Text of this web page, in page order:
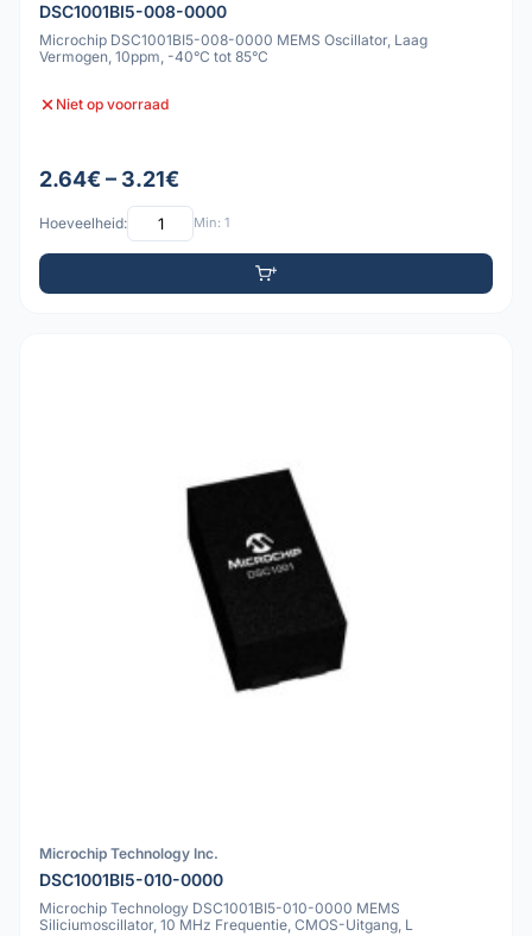
DSC1001BI5-008-0000
Microchip DSC1001BI5-008-0000 MEMS Oscillator, Laag
Vermogen, 10ppm, -40°C tot 85°C
Niet op voorraad
2.64€ – 3.21€
Hoeveelheid: Min: 1
Microchip Technology Inc.
DSC1001BI5-010-0000
Microchip Technology DSC1001BI5-010-0000 MEMS
Siliciumoscillator, 10 MHz Frequentie, CMOS-Uitgang, L